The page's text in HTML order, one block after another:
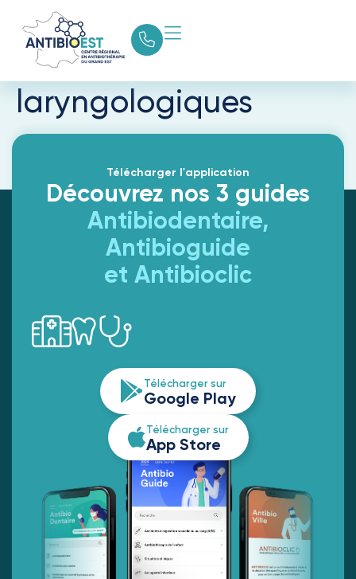
Antibiothérapie des
infections oto-rhino-
laryngologiques
Télécharger l'application
Découvrez nos 3 guides
Antibiodentaire,
Antibioguide
et Antibioclic
Télécharger sur
Google Play
Télécharger sur
App Store